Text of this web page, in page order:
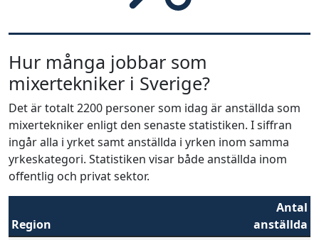
Hur många jobbar som
mixertekniker i Sverige?
Det är totalt 2200 personer som idag är anställda som
mixertekniker enligt den senaste statistiken. I siffran
ingår alla i yrket samt anställda i yrken inom samma
yrkeskategori. Statistiken visar både anställda inom
offentlig och privat sektor.
Region
Antal
anställda